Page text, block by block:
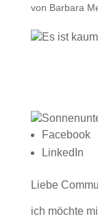
von Barbara
Facebook
LinkedIn
Liebe
ich möchte